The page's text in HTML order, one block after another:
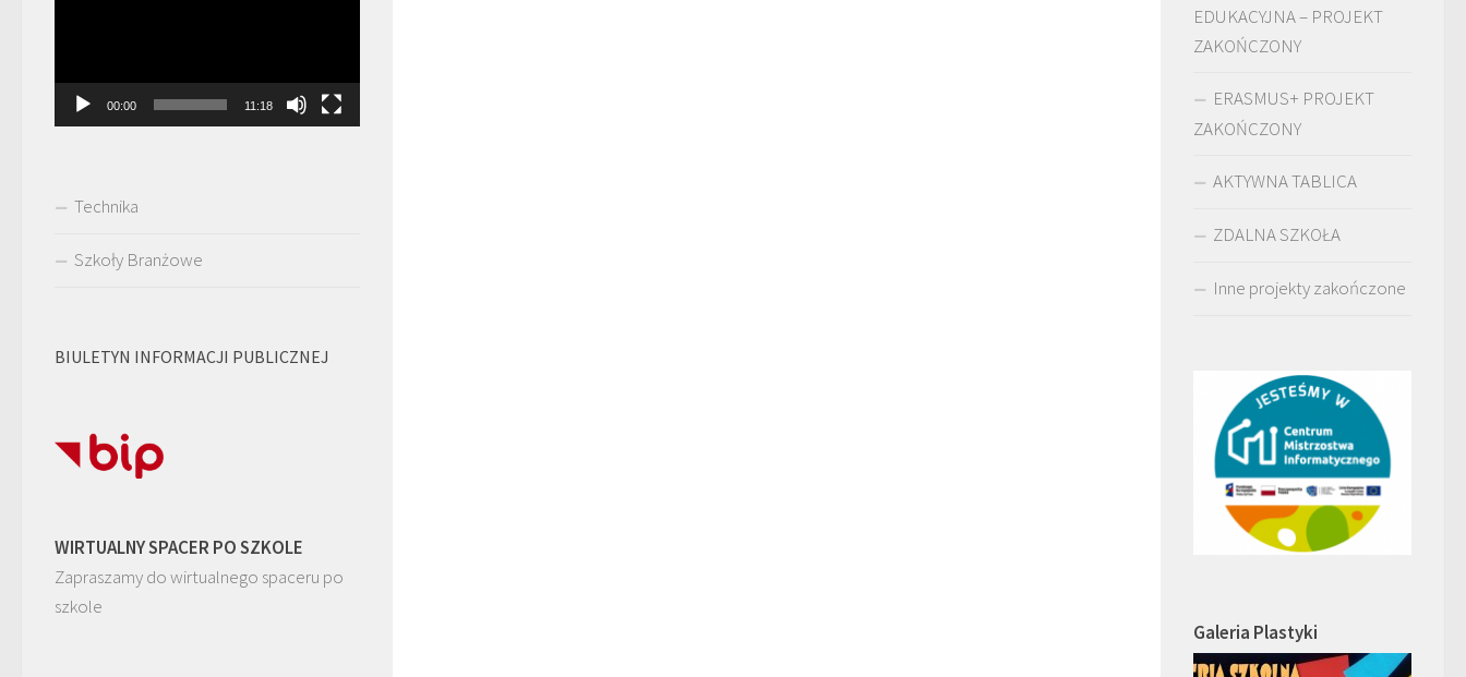
00:00 11:18
Technika
Szkoły Branżowe
BIULETYN INFORMACJI PUBLICZNEJ
WIRTUALNY SPACER PO SZKOLE
Zapraszamy do wirtualnego spaceru po
szkole
EDUKACYJNA – PROJEKT
ZAKOŃCZONY
ERASMUS+ PROJEKT
ZAKOŃCZONY
AKTYWNA TABLICA
ZDALNA SZKOŁA
Inne projekty zakończone
Galeria Plastyki